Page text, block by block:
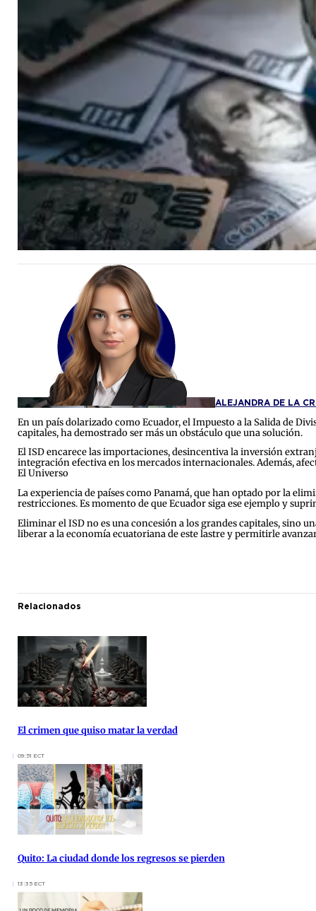
ALEJANDRA DE LA
En un país dolarizado como Ecuador, el Impuesto a la Salida de
capitales, ha demostrado ser más un obstáculo que una solución.
El ISD encarece las importaciones, desincentiva la inversión
integración efectiva en los mercados internacionales. Además,
El Universo
La experiencia de países como Panamá, que han optado por la
restricciones. Es momento de que Ecuador siga ese ejemplo y
Eliminar el ISD no es una concesión a los grandes capitales, sino
liberar a la economía ecuatoriana de este lastre y permitirle
Relacionados
El crimen que quiso matar la verdad
09:51 ECT
Quito: La ciudad donde los regresos se pierden
13:35 ECT